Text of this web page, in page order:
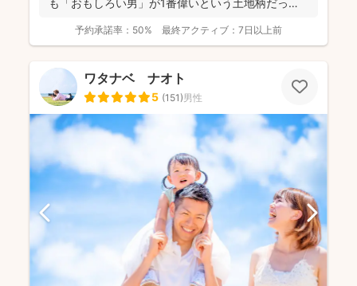
予約承諾率： 50% 最終アクティブ： 7日以上前
ワタナベ ナオト
5 (151)男性